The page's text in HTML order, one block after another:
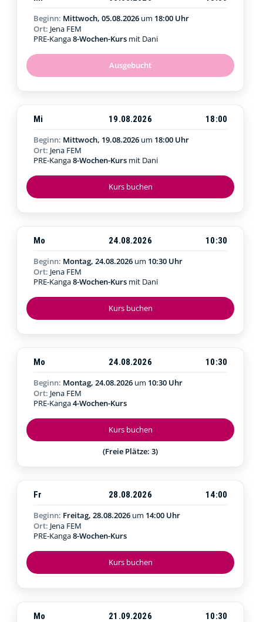
Ausgebucht
Beginn: Mittwoch, 05.08.2026 um 18:00 Uhr
Ort: Jena FEM
PRE-Kanga8-Wochen-Kurs mit Dani
Kurs buchen
Mi 19.08.2026
18:00
Beginn: Mittwoch, 19.08.2026 um 18:00 Uhr
Ort: Jena FEM
PRE-Kanga8-Wochen-Kurs mit Dani
Kurs buchen
Mo 24.08.2026
10:30
Beginn: Montag, 24.08.2026 um 10:30 Uhr
Ort: Jena FEM
PRE-Kanga8-Wochen-Kurs mit Dani
Kurs buchen
(Freie Plätze: 3)
Mo 24.08.2026
10:30
Beginn: Montag, 24.08.2026 um 10:30 Uhr
Ort: Jena FEM
PRE-Kanga4-Wochen-Kurs
Kurs buchen
Fr 28.08.2026
14:00
Beginn: Freitag, 28.08.2026 um 14:00 Uhr
Ort: Jena FEM
PRE-Kanga8-Wochen-Kurs
Mo 21.09.2026
10:30